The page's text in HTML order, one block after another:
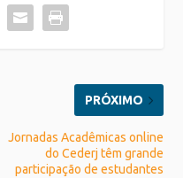
PRÓXIMO
Jornadas Acadêmicas online
do Cederj têm grande
participação de estudantes